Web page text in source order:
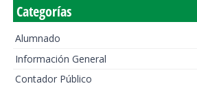
Categorías
Alumnado
Información General
Contador Público